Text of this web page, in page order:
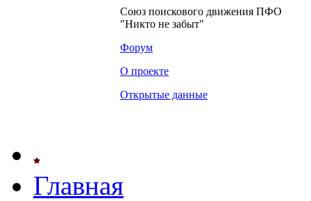
Союз поискового движения ПФО
"Никто не забыт"
Форум
О проекте
Открытые данные
Главная